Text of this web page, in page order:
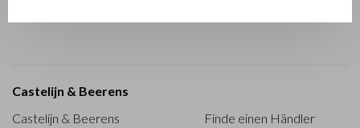
Castelijn & Beerens
Castelijn & Beerens
Finde einen Händler